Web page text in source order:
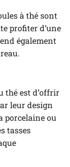
à thé sont
profiter d’une
également
thé est d’offrir
leur design
porcelaine ou
tasses